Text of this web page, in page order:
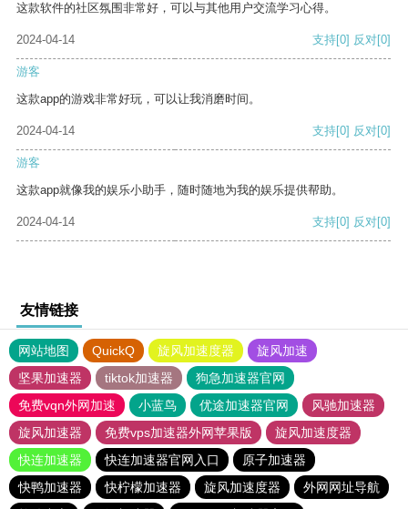
这款软件的社区氛围非常好，可以与其他用户交流学习心得。
2024-04-14 支持[0] 反对[0]
游客
这款app的游戏非常好玩，可以让我消磨时间。
2024-04-14 支持[0] 反对[0]
游客
这款app就像我的娱乐小助手，随时随地为我的娱乐提供帮助。
2024-04-14 支持[0] 反对[0]
友情链接
网站地图 QuickQ 旋风加速度器
旋风加速
坚果加速器
tiktok加速器
狗急加速器官网
免费vqn外网加速
小蓝鸟 优途加速器官网
风驰加速器
旋风加速器
免费vps加速器外网苹果版
旋风加速度器
快连加速器
快连加速器官网入口
原子加速器
快鸭加速器
快柠檬加速器 旋风加速度器
外网网址导航